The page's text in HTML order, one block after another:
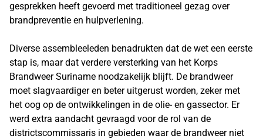
gesprekken heeft gevoerd met traditioneel gezag over
brandpreventie en hulpverlening.
Diverse assembleeleden benadrukten dat de wet een eerste
stap is, maar dat verdere versterking van het Korps
Brandweer Suriname noodzakelijk blijft. De brandweer
moet slagvaardiger en beter uitgerust worden, zeker met
het oog op de ontwikkelingen in de olie- en gassector. Er
werd extra aandacht gevraagd voor de rol van de
districtscommissaris in gebieden waar de brandweer niet